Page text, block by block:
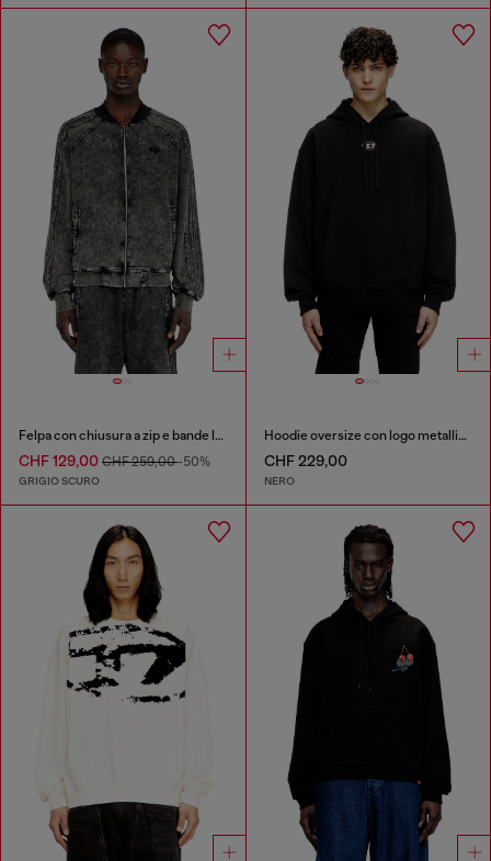
Felpa con chiusura a zip e bande lungo le maniche
CHF 129,00 CHF 259,00-50%
GRIGIO SCURO
Hoodie oversize con logo metallico
CHF 229,00
NERO